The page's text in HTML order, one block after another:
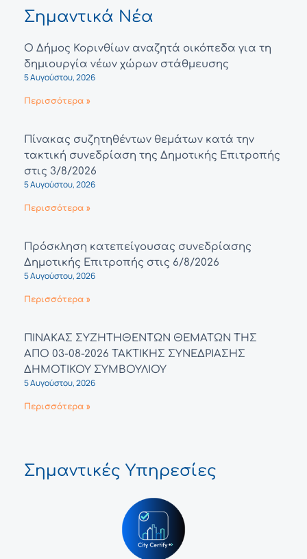
Σημαντικά Νέα
Ο Δήμος Κορινθίων αναζητά οικόπεδα για τη
δημιουργία νέων χώρων στάθμευσης
5 Αυγούστου, 2026
Περισσότερα »
Πίνακας συζητηθέντων θεμάτων κατά την
τακτική συνεδρίαση της Δημοτικής Επιτροπής
στις 3/8/2026
5 Αυγούστου, 2026
Περισσότερα »
Πρόσκληση κατεπείγουσας συνεδρίασης
Δημοτικής Επιτροπής στις 6/8/2026
5 Αυγούστου, 2026
Περισσότερα »
ΠΙΝΑΚΑΣ ΣΥΖΗΤΗΘΕΝΤΩΝ ΘΕΜΑΤΩΝ ΤΗΣ
ΑΠΟ 03-08-2026 ΤΑΚΤΙΚΗΣ ΣΥΝΕΔΡΙΑΣΗΣ
ΔΗΜΟΤΙΚΟΥ ΣΥΜΒΟΥΛΙΟΥ
5 Αυγούστου, 2026
Περισσότερα »
Σημαντικές Υπηρεσίες